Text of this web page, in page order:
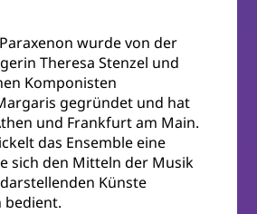
wurde von der
Theresa Stenzel und
Komponisten
gegründet und hat
und Frankfurt am Main.
das Ensemble eine
sich den Mitteln der Musik
Künste
bedient.